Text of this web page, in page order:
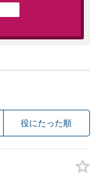
役にたった順